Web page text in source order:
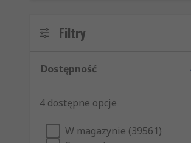
Filtry
Dostępność
4 dostępne opcje
W magazynie (39561)